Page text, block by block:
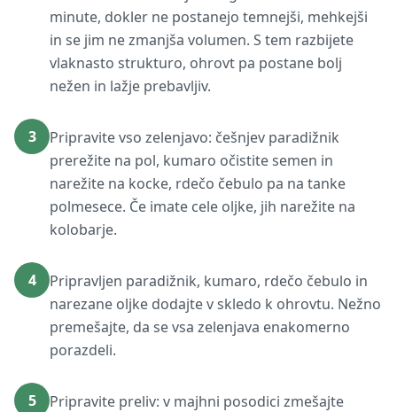
minute, dokler ne postanejo temnejši, mehkejši
in se jim ne zmanjša volumen. S tem razbijete
vlaknasto strukturo, ohrovt pa postane bolj
nežen in lažje prebavljiv.
3
Pripravite vso zelenjavo: češnjev paradižnik
prerežite na pol, kumaro očistite semen in
narežite na kocke, rdečo čebulo pa na tanke
polmesece. Če imate cele oljke, jih narežite na
kolobarje.
4
Pripravljen paradižnik, kumaro, rdečo čebulo in
narezane oljke dodajte v skledo k ohrovtu. Nežno
premešajte, da se vsa zelenjava enakomerno
porazdeli.
5
Pripravite preliv: v majhni posodici zmešajte